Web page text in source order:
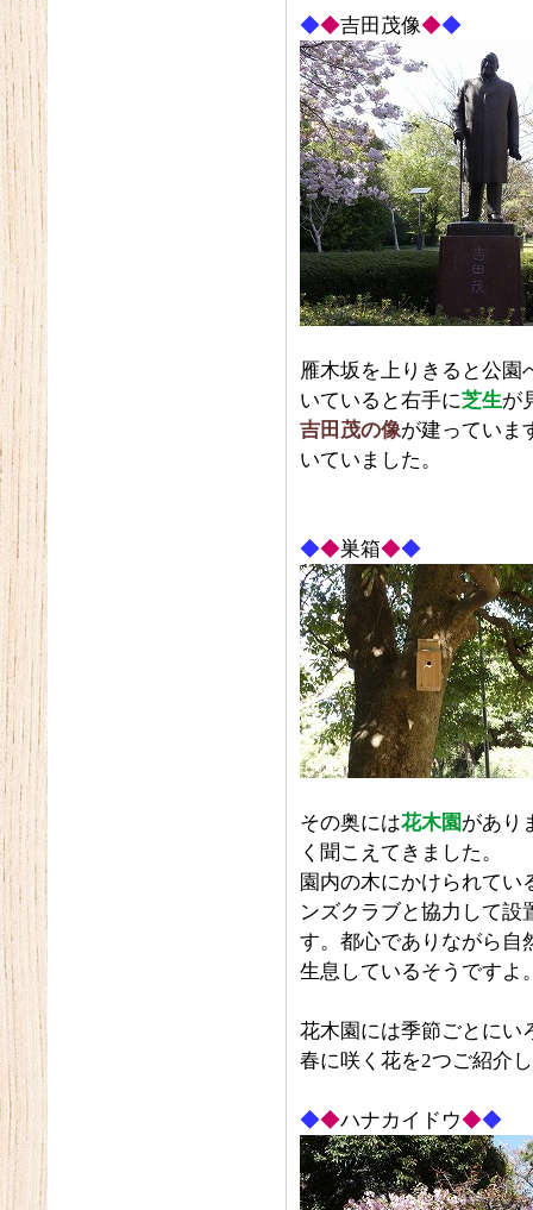
◆◆吉田茂像◆◆
雁木坂を上りきると公園
いていると右手に芝生が
吉田茂の像が建っていま
いていました。
◆◆巣箱◆◆
その奥には花木園があり
く聞こえてきました。
園内の木にかけられてい
ンズクラブと協力して設
す。都心でありながら自
生息しているそうですよ
花木園には季節ごとにい
春に咲く花を2つご紹介
◆◆ハナカイドウ◆◆